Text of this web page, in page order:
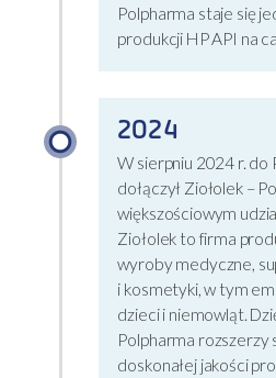
Polpharma staje się
produkcji HP API na
2024
W sierpniu 2024 r. do
dołączył Ziołolek –
większościowym
Ziołolek to firma
wyroby medyczne,
i kosmetyki, w tym
dzieci i niemowląt.
Polpharma
doskonałej jakości